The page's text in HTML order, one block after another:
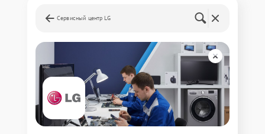
Сервисный центр LG